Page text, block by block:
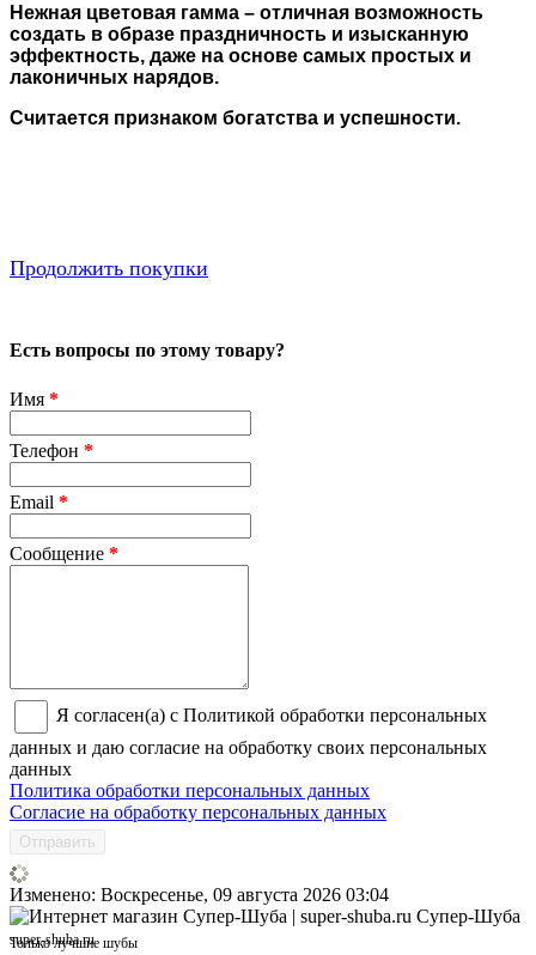
Нежная цветовая гамма – отличная возможность
создать в образе праздничность и изысканную
эффектность, даже на основе самых простых и
лаконичных нарядов.
Считается признаком богатства и успешности.
Продолжить покупки
Есть вопросы по этому товару?
Имя *
Телефон *
Email *
Сообщение *
Я согласен(а) с Политикой обработки персональных
данных и даю согласие на обработку своих персональных
данных
Политика обработки персональных данных
Согласие на обработку персональных данных
Отправить
Изменено: Воскресенье, 09 августа 2026 03:04
Супер-Шуба
super-shuba.ru
Только лучшие шубы